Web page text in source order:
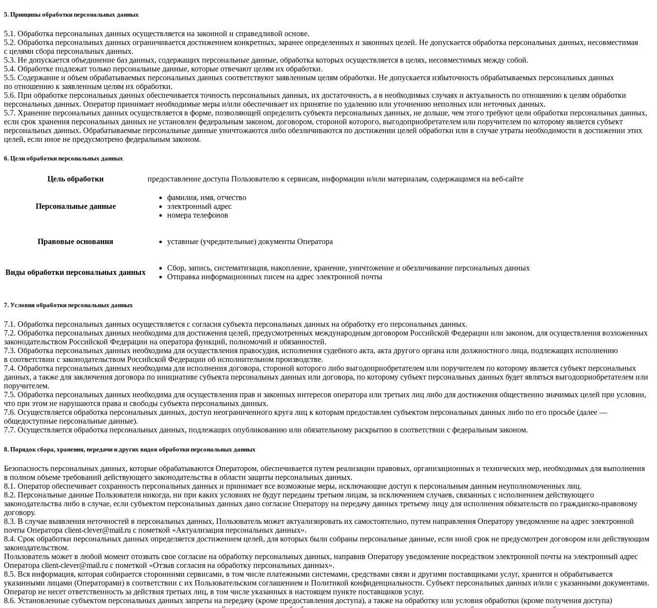
5. Принципы обработки персональных данных
5.1. Обработка персональных данных осуществляется на законной и справедливой основе.
5.2. Обработка персональных данных ограничивается достижением конкретных, заранее определенных и законных целей. Не допускается обработка персональных данных, несовместимая
с целями сбора персональных данных.
5.3. Не допускается объединение баз данных, содержащих персональные данные, обработка которых осуществляется в целях, несовместимых между собой.
5.4. Обработке подлежат только персональные данные, которые отвечают целям их обработки.
5.5. Содержание и объем обрабатываемых персональных данных соответствуют заявленным целям обработки. Не допускается избыточность обрабатываемых персональных данных
по отношению к заявленным целям их обработки.
5.6. При обработке персональных данных обеспечивается точность персональных данных, их достаточность, а в необходимых случаях и актуальность по отношению к целям обработки
персональных данных. Оператор принимает необходимые меры и/или обеспечивает их принятие по удалению или уточнению неполных или неточных данных.
5.7. Хранение персональных данных осуществляется в форме, позволяющей определить субъекта персональных данных, не дольше, чем этого требуют цели обработки персональных данных,
если срок хранения персональных данных не установлен федеральным законом, договором, стороной которого, выгодоприобретателем или поручителем по которому является субъект
персональных данных. Обрабатываемые персональные данные уничтожаются либо обезличиваются по достижении целей обработки или в случае утраты необходимости в достижении этих
целей, если иное не предусмотрено федеральным законом.
6. Цели обработки персональных данных
Цель обработки предоставление доступа Пользователю к сервисам, информации и/или материалам, содержащимся на веб-сайте
Персональные данные
фамилия, имя, отчество
электронный адрес
номера телефонов
Правовые основания уставные (учредительные) документы Оператора
Виды обработки персональных данных
Сбор, запись, систематизация, накопление, хранение, уничтожение и обезличивание персональных данных
Отправка информационных писем на адрес электронной почты
7. Условия обработки персональных данных
7.1. Обработка персональных данных осуществляется с согласия субъекта персональных данных на обработку его персональных данных.
7.2. Обработка персональных данных необходима для достижения целей, предусмотренных международным договором Российской Федерации или законом, для осуществления возложенных
законодательством Российской Федерации на оператора функций, полномочий и обязанностей.
7.3. Обработка персональных данных необходима для осуществления правосудия, исполнения судебного акта, акта другого органа или должностного лица, подлежащих исполнению
в соответствии с законодательством Российской Федерации об исполнительном производстве.
7.4. Обработка персональных данных необходима для исполнения договора, стороной которого либо выгодоприобретателем или поручителем по которому является субъект персональных
данных, а также для заключения договора по инициативе субъекта персональных данных или договора, по которому субъект персональных данных будет являться выгодоприобретателем или
поручителем.
7.5. Обработка персональных данных необходима для осуществления прав и законных интересов оператора или третьих лиц либо для достижения общественно значимых целей при условии,
что при этом не нарушаются права и свободы субъекта персональных данных.
7.6. Осуществляется обработка персональных данных, доступ неограниченного круга лиц к которым предоставлен субъектом персональных данных либо по его просьбе (далее —
общедоступные персональные данные).
7.7. Осуществляется обработка персональных данных, подлежащих опубликованию или обязательному раскрытию в соответствии с федеральным законом.
8. Порядок сбора, хранения, передачи и других видов обработки персональных данных
Безопасность персональных данных, которые обрабатываются Оператором, обеспечивается путем реализации правовых, организационных и технических мер, необходимых для выполнения
в полном объеме требований действующего законодательства в области защиты персональных данных.
8.1. Оператор обеспечивает сохранность персональных данных и принимает все возможные меры, исключающие доступ к персональным данным неуполномоченных лиц.
8.2. Персональные данные Пользователя никогда, ни при каких условиях не будут переданы третьим лицам, за исключением случаев, связанных с исполнением действующего
законодательства либо в случае, если субъектом персональных данных дано согласие Оператору на передачу данных третьему лицу для исполнения обязательств по гражданско-правовому
договору.
8.3. В случае выявления неточностей в персональных данных, Пользователь может актуализировать их самостоятельно, путем направления Оператору уведомление на адрес электронной
почты Оператора client-clever@mail.ru с пометкой «Актуализация персональных данных».
8.4. Срок обработки персональных данных определяется достижением целей, для которых были собраны персональные данные, если иной срок не предусмотрен договором или действующим
законодательством.
Пользователь может в любой момент отозвать свое согласие на обработку персональных данных, направив Оператору уведомление посредством электронной почты на электронный адрес
Оператора client-clever@mail.ru с пометкой «Отзыв согласия на обработку персональных данных».
8.5. Вся информация, которая собирается сторонними сервисами, в том числе платежными системами, средствами связи и другими поставщиками услуг, хранится и обрабатывается
указанными лицами (Операторами) в соответствии с их Пользовательским соглашением и Политикой конфиденциальности. Субъект персональных данных и/или с указанными документами.
Оператор не несет ответственность за действия третьих лиц, в том числе указанных в настоящем пункте поставщиков услуг.
8.6. Установленные субъектом персональных данных запреты на передачу (кроме предоставления доступа), а также на обработку или условия обработки (кроме получения доступа)